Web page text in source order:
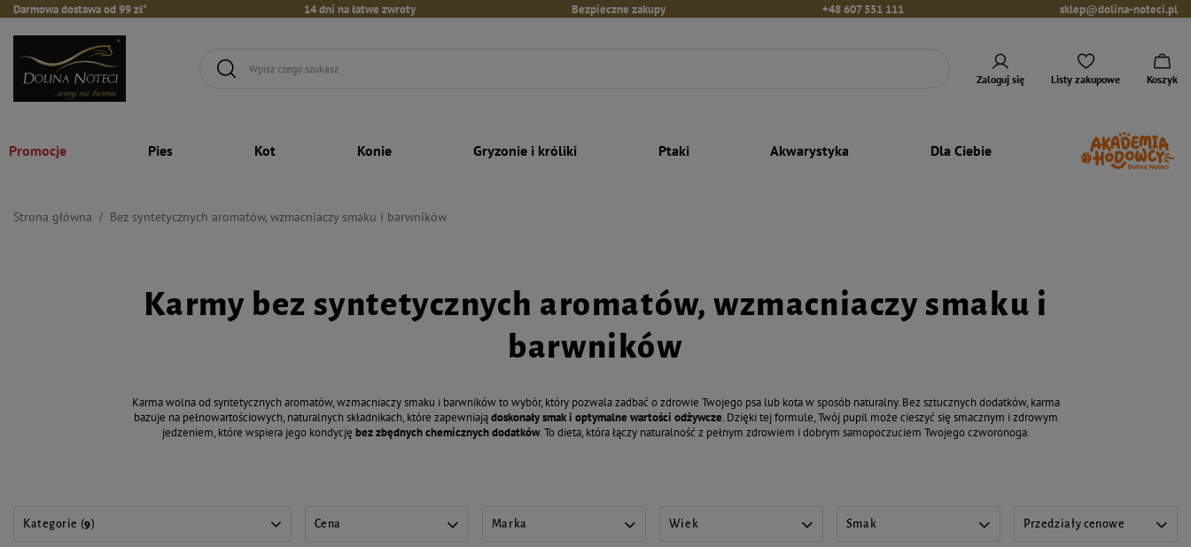
Darmowa dostawa od 99 zł* 14 dni na łatwe zwroty Bezpieczne zakupy +48 607 551 111 sklep@dolina-noteci.pl
Zaloguj się Listy zakupowe Koszyk
Promocje Pies Kot Konie Gryzonie i króliki Ptaki Akwarystyka Dla Ciebie
Strona główna Bez syntetycznych aromatów, wzmacniaczy smaku i barwników
Karmy bez syntetycznych aromatów, wzmacniaczy smaku i
barwników
Karma wolna od syntetycznych aromatów, wzmacniaczy smaku i barwników to wybór, który pozwala zadbać o zdrowie Twojego psa lub kota w sposób naturalny. Bez sztucznych dodatków, karma
bazuje na pełnowartościowych, naturalnych składnikach, które zapewniajądoskonały smak i optymalne wartości odżywcze. Dzięki tej formule, Twój pupil może cieszyć się smacznym i zdrowym
jedzeniem, które wspiera jego kondycję bez zbędnych chemicznych dodatków. To dieta, która łączy naturalność z pełnym zdrowiem i dobrym samopoczuciem Twojego czworonoga.
Kategorie (9) Cena Marka Wiek Smak Przedziały cenowe